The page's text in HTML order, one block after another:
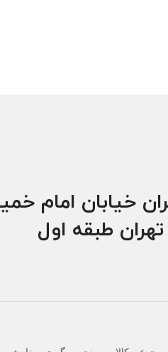
خیابان امام
تهران طبقه اول